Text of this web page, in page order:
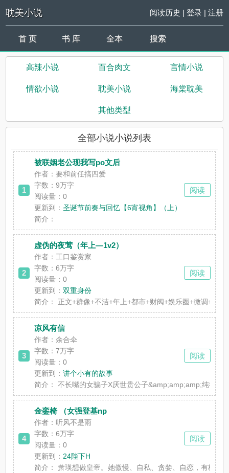
耽美小说 阅读历史 | 登录| 注册
首 页 书 库 全本 搜索
高辣小说 百合肉文 言情小说
情欲小说 耽美小说 海棠耽美
其他类型
全部小说小说列表
1
被联姻老公现我写po文后
作者：要和前任搞四爱
字数：9万字
阅读量：0
更新到：圣诞节前奏与回忆【6宵视角】（上）
简介：
阅读
2
虚伪的夜莺（年上—1v2）
作者：工口鉴赏家
字数：6万字
阅读量：0
更新到：双重身份
简介：
正文+群像+不洁+年上+都市+财阀+娱乐圈+微调+暗
阅读
3
凉风有信
作者：余合伞
字数：7万字
阅读量：0
更新到：讲个小有的故事
简介：
不长嘴的女骗子X厌世贵公子&amp;amp;amp;纯欲富
阅读
4
金銮椅 （女强登基np
作者：听风不是雨
字数：6万字
阅读量：0
更新到：24陛下H
简介：
萧瑛想做皇帝。她傲慢、自私、贪婪、自恋，有极致
阅读